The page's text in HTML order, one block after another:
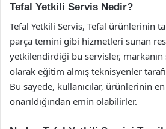
Tefal Yetkili Servis Nedir?
Tefal Yetkili Servis, Tefal ürünlerinin
parça temini gibi hizmetleri sunan
yetkilendirdiği bu servisler, markanın
olarak eğitim almış teknisyenler
Bu sayede, kullanıcılar, ürünlerinin
onarıldığından emin olabilirler.